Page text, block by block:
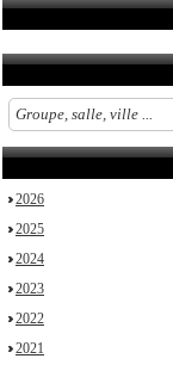
2026
2025
2024
2023
2022
2021